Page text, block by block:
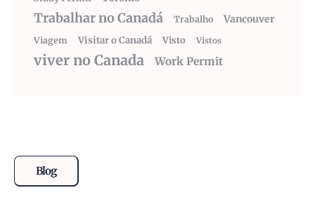
Trabalhar no Canadá Trabalho Vancouver
Viagem Visitar o Canadá Visto Vistos
viver no Canada Work Permit
Blog